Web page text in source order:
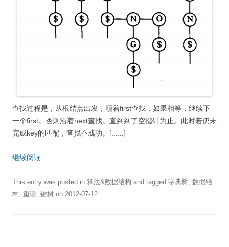
查找过程是，从根结点出发，顺着first查找，如果相等，继续下
一个first。否则沿着next查找。直到到了空指针为止。此时若仍未
完成key的匹配，查找不成功。[......]
继续阅读
This entry was posted in 算法&数据结构 and tagged 字典树 数据结
构 重读 键树 on 2012-07-12